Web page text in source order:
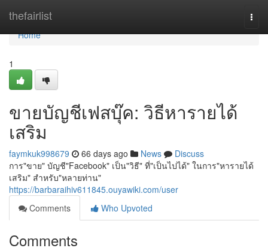
thefairlist
Home
Home
1
ขายบัญชีเฟสบุ๊ค: วิธีหารายได้
เสริม
faymkuk998679 66 days ago News
Discuss
การ"ขาย" บัญชี"Facebook" เป็น"วิธี" ที่"เป็นไปได้" ในการ"หารายได้
เสริม" สำหรับ"หลายท่าน"
https://barbaraihiv611845.ouyawiki.com/user
Comments
Who Upvoted
Comments